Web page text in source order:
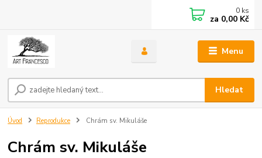
Menu
Hledat
0 ks
za 0,00 Kč
Úvod Reprodukce Chrám sv. Mikuláše
Chrám sv. Mikuláše